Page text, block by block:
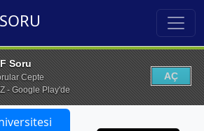
Soru
Cepte
- Google Play'de
AÇ